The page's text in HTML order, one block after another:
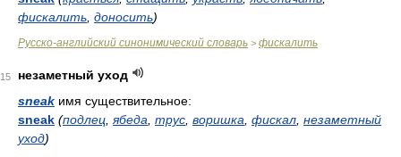
фискалить доносить)
Русско-английский синонимический словарь > фискалить
15
незаметный уход
sneak имя существительное:
sneak (подлец ябеда трус воришка фискал незаметный
уход)